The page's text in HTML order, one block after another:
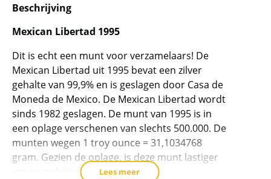
de
wachtlijst
voor
dit
product
toe
te
voegen
Beschrijving
Mexican Libertad 1995
Dit is echt een munt voor verzamelaars! De
Mexican Libertad uit 1995 bevat een zilver
gehalte van 99,9% en is geslagen door Casa de
Moneda de Mexico. De Mexican Libertad wordt
sinds 1982 geslagen. De munt van 1995 is in
een oplage verschenen van slechts 500.000. De
munten wegen 1 troy ounce = 31,1034768
gram. Gezien de oplage, is deze munt lastiger
om te verkrijgen.
Lees meer